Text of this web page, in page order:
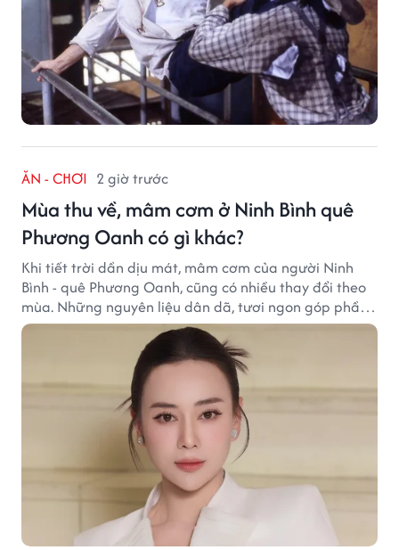
ĂN - CHƠI 2 giờ trước
Mùa thu về, mâm cơm ở Ninh Bình quê
Phương Oanh có gì khác?
Khi tiết trời dần dịu mát, mâm cơm của người Ninh
Bình - quê Phương Oanh, cũng có nhiều thay đổi theo
mùa. Những nguyên liệu dân dã, tươi ngon góp phần
tạo nên hương vị bình dị nhưng đầy cuốn hút của vùng